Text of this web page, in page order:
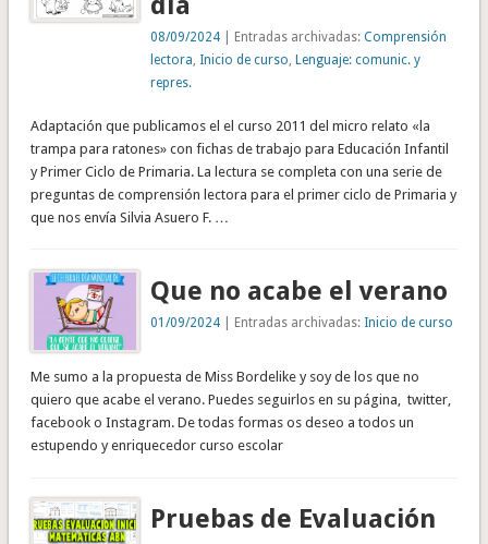
08/09/2024 | Entradas archivadas:Comprensión
lectora Inicio de curso ,Lenguaje: comunic. y
repres.
Adaptación que publicamos el el curso 2011 del micro relato «la
trampa para ratones» con fichas de trabajo para Educación Infantil
y Primer Ciclo de Primaria. La lectura se completa con una serie de
preguntas de comprensión lectora para el primer ciclo de Primaria y
que nos envía Silvia Asuero F. …
Que no acabe el verano
01/09/2024 | Entradas archivadas: Inicio de curso
Me sumo a la propuesta de Miss Bordelike y soy de los que no
quiero que acabe el verano. Puedes seguirlos en su página, twitter,
facebook o Instagram. De todas formas os deseo a todos un
estupendo y enriquecedor curso escolar
Pruebas de Evaluación